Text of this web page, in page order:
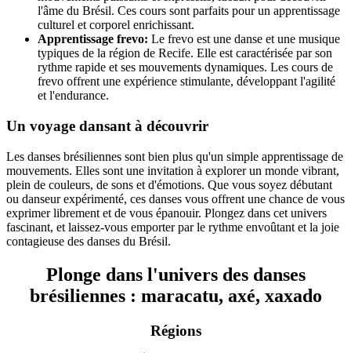
l'âme du Brésil. Ces cours sont parfaits pour un apprentissage
culturel et corporel enrichissant.
Apprentissage frevo: Le frevo est une danse et une musique
typiques de la région de Recife. Elle est caractérisée par son
rythme rapide et ses mouvements dynamiques. Les cours de
frevo offrent une expérience stimulante, développant l'agilité
et l'endurance.
Un voyage dansant à découvrir
Les danses brésiliennes sont bien plus qu'un simple apprentissage de
mouvements. Elles sont une invitation à explorer un monde vibrant,
plein de couleurs, de sons et d'émotions. Que vous soyez débutant
ou danseur expérimenté, ces danses vous offrent une chance de vous
exprimer librement et de vous épanouir. Plongez dans cet univers
fascinant, et laissez-vous emporter par le rythme envoûtant et la joie
contagieuse des danses du Brésil.
Plonge dans l'univers des danses
brésiliennes : maracatu, axé, xaxado
Régions